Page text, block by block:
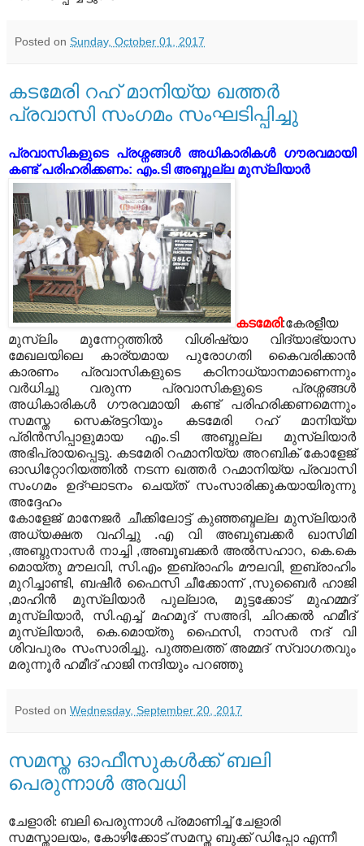
Posted on Sunday, October 01, 2017
കടമേരി റഹ് മാനിയ്യ ഖത്തര്‍
പ്രവാസി സംഗമം സംഘടിപ്പിച്ചു
പ്രവാസികളുടെ പ്രശ്നങ്ങള്‍ അധികാരികൾ ഗൗരവമായി
കണ്ട് പരിഹരിക്കണം: എം.ടി അബ്ദുല്ല മുസ്ലിയാര്‍
കടമേരി:കേരളീയ
മുസ്ലിം മുന്നേറ്റത്തിൽ വിശിഷ്യാ വിദ്യാഭ്യാസ
മേഖലയിലെ കാര്യമായ പുരോഗതി കൈവരിക്കാൻ
കാരണം പ്രവാസികളുടെ കഠിനാധ്യാനമാണെന്നും
വർധിച്ചു വരുന്ന പ്രവാസികളുടെ പ്രശ്നങ്ങള്‍
അധികാരികൾ ഗൗരവമായി കണ്ട് പരിഹരിക്കണമെന്നും
സമസ്ത സെക്രട്ടറിയും കടമേരി റഹ് മാനിയ്യ
പ്രിന്‍സിപ്പാളുമായ എം.ടി അബ്ദുല്ല മുസ്ലിയാർ
അഭിപ്രായപ്പെട്ടു. കടമേരി റഹ്മാനിയ്യ അറബിക് കോളേജ്
ഓഡിറ്റോറിയത്തിൽ നടന്ന ഖത്തർ റഹ്മാനിയ്യ പ്രവാസി
സംഗമം ഉദ്ഘാടനം ചെയ്ത് സംസാരിക്കുകയായിരുന്നു
അദ്ദേഹം
കോളേജ് മാനേജർ ചീക്കിലോട്ട് കുഞ്ഞബ്ദല്ല മുസ്ലിയാർ
അധ്യക്ഷത വഹിച്ചു .എ വി അബൂബക്കർ ഖാസിമി
,അബ്ദുനാസർ നാച്ചി ,അബൂബക്കർ അൽസഹാറ, കെ.കെ
മൊയ്തു മൗലവി, സി.എം ഇബ്രാഹിം മൗലവി, ഇബ്രാഹിം
മുറിച്ചാണ്ടി, ബഷീർ ഫൈസി ചീക്കോന്ന് ,സുബൈർ ഹാജി
,മാഹിൻ മുസ്ലിയാർ പുല്ലാര, മുട്ടക്കോട് മുഹമ്മദ്
മുസ്ലിയാർ, സി.എച്ച് മഹമൂദ് സഅദി, ചിറക്കൽ ഹമീദ്
മുസ്ലിയാർ, കെ.മൊയ്തു ഫൈസി, നാസർ നദ് വി
ശിവപുരം സംസാരിച്ചു. പുത്തലത്ത് അമ്മദ് സ്വാഗതവും
മരുന്നൂർ ഹമീദ് ഹാജി നന്ദിയും പറഞ്ഞു
Posted on Wednesday, September 20, 2017
സമസ്ത ഓഫീസുകള്‍ക്ക് ബലി
പെരുന്നാള്‍ അവധി
ചേളാരി: ബലി പെരുന്നാള്‍ പ്രമാണിച്ച് ചേളാരി
സമസ്താലയം, കോഴിക്കോട് സമസ്ത ബുക്ക് ഡിപ്പോ എന്നീ